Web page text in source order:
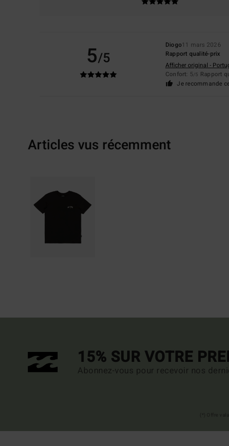
5/5
Diogo11 mars 2026
Rapport qualité-prix
Afficher original -
Confort: 5/5 Rapport
Je recommande
Articles vus récemment
15% SUR VOTRE
Abonnez-vous pour recevoir nos